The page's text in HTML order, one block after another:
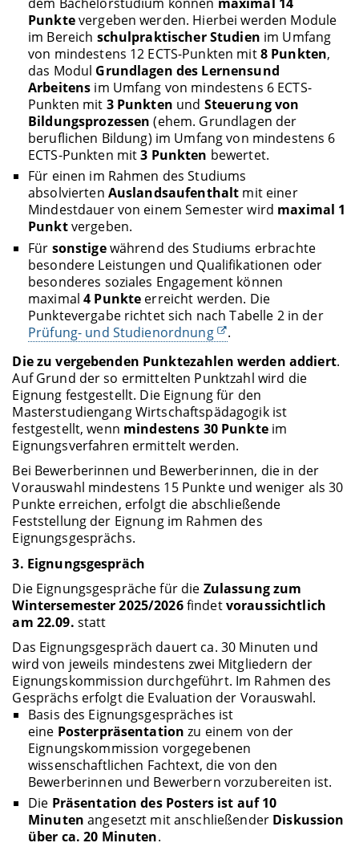
Punktevergeben werden. Hierbei werden Module
im Bereich schulpraktischer Studien im Umfang
von mindestens 12 ECTS-Punkten mit8 Punkten,
das Modul Grundlagen des Lernensund
Arbeitens im Umfang von mindestens 6 ECTS-
Punkten mit 3 Punkten und Steuerung von
Bildungsprozessen (ehem. Grundlagen der
beruflichen Bildung) im Umfang von mindestens 6
ECTS-Punkten mit3 Punkten bewertet.
Für einen im Rahmen des Studiums
absolvierten Auslandsaufenthalt mit einer
Mindestdauer von einem Semester wird maximal 1
Punktvergeben.
Für sonstigewährend des Studiums erbrachte
besondere Leistungen und Qualifikationen oder
besonderes soziales Engagement können
maximal4 Punkte erreicht werden. Die
Punktevergabe richtet sich nach Tabelle 2 in der
Prüfung- und Studienordnung
.
Die zu vergebenden Punktezahlen werden addiert.
Auf Grund der so ermittelten Punktzahl wird die
Eignung festgestellt. Die Eignung für den
Masterstudiengang Wirtschaftspädagogik ist
festgestellt, wenn mindestens 30 Punkteim
Eignungsverfahren ermittelt werden.
Bei Bewerberinnen und Bewerberinnen, die in der
Vorauswahl mindestens 15 Punkte und weniger als 30
Punkte erreichen, erfolgt die abschließende
Feststellung der Eignung im Rahmen des
Eignungsgesprächs.
3. Eignungsgespräch
Die Eignungsgespräche für die Zulassung zum
Wintersemester 2025/2026findetvoraussichtlich
am 22.09. statt
Das Eignungsgespräch dauert ca. 30 Minuten und
wird von jeweils mindestens zwei Mitgliedern der
Eignungskommission durchgeführt. Im Rahmen des
Gesprächs erfolgt die Evaluation der Vorauswahl.
Basis des Eignungsgespräches ist
eine Posterpräsentation zu einem von der
Eignungskommission vorgegebenen
wissenschaftlichen Fachtext, die von den
Bewerberinnen und Bewerbern vorzubereiten ist.
Die Präsentation des Posters ist auf 10
Minuten angesetzt mit anschließender Diskussion
über ca. 20 Minuten.